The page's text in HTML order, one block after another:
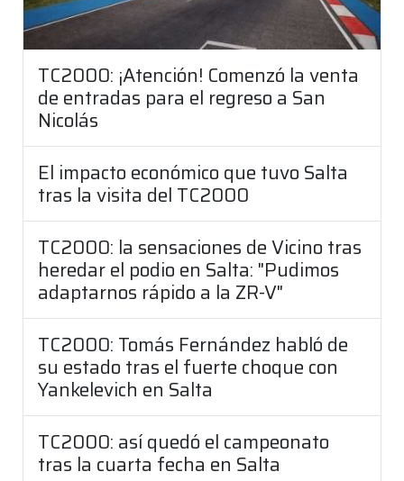
TC2000: ¡Atención! Comenzó la venta
de entradas para el regreso a San
Nicolás
El impacto económico que tuvo Salta
tras la visita del TC2000
TC2000: la sensaciones de Vicino tras
heredar el podio en Salta: "Pudimos
adaptarnos rápido a la ZR-V"
TC2000: Tomás Fernández habló de
su estado tras el fuerte choque con
Yankelevich en Salta
TC2000: así quedó el campeonato
tras la cuarta fecha en Salta